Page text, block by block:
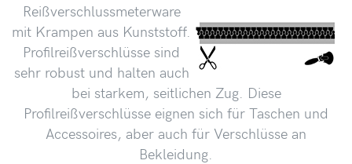
Reißverschlussmeterware
mit Krampen aus Kunststoff.
Profilreißverschlüsse sind
sehr robust und halten auch
bei starkem, seitlichen Zug. Diese
Profilreißverschlüsse eignen sich für Taschen und
Accessoires, aber auch für Verschlüsse an
Bekleidung.